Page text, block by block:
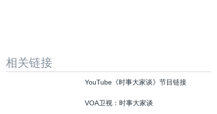
相关链接
YouTube《时事大家谈》节目链接
VOA卫视：时事大家谈